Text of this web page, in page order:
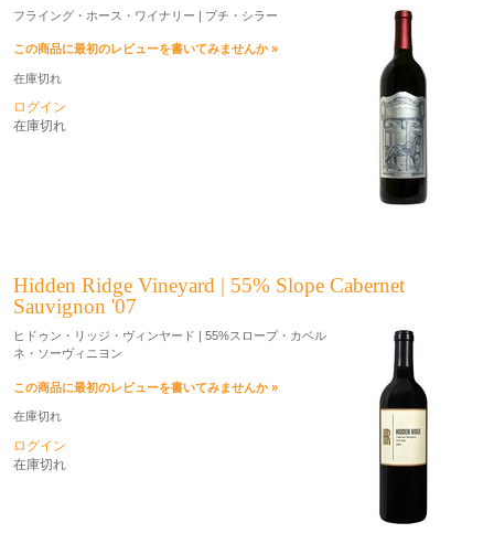
フライング・ホース・ワイナリー | プチ・シラー
この商品に最初のレビューを書いてみませんか »
在庫切れ
ログイン
在庫切れ
Hidden Ridge Vineyard | 55% Slope Cabernet
Sauvignon '07
ヒドゥン・リッジ・ヴィンヤード | 55%スロープ・カベル
ネ・ソーヴィニヨン
この商品に最初のレビューを書いてみませんか »
在庫切れ
ログイン
在庫切れ